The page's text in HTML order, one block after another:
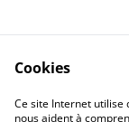
Cookies
Ce site Internet utilise
nous aident à